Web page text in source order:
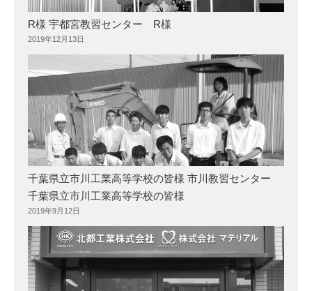
R様 宇都宮教習センター R様
2019年12月13日
千葉県立市川工業高等学校の皆様 市川教習センター
千葉県立市川工業高等学校の皆様
2019年9月12日